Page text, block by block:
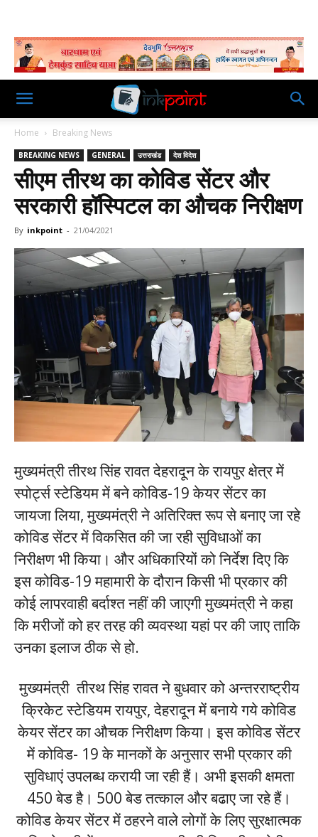
Home Breaking News
BREAKING NEWS GENERAL उत्तराखंड देश विदेश
सीएम तीरथ का कोविड सेंटर और
सरकारी हॉस्पिटल का औचक निरीक्षण
By inkpoint - 21/04/2021
मुख्यमंत्री तीरथ सिंह रावत देहरादून के रायपुर क्षेत्र में
स्पोर्ट्स स्टेडियम में बने कोविड-19 केयर सेंटर का
जायजा लिया, मुख्यमंत्री ने अतिरिक्त रूप से बनाए जा रहे
कोविड सेंटर में विकसित की जा रही सुविधाओं का
निरीक्षण भी किया। और अधिकारियों को निर्देश दिए कि
इस कोविड-19 महामारी के दौरान किसी भी प्रकार की
कोई लापरवाही बर्दाश्त नहीं की जाएगी मुख्यमंत्री ने कहा
कि मरीजों को हर तरह की व्यवस्था यहां पर की जाए ताकि
उनका इलाज ठीक से हो.
मुख्यमंत्री तीरथ सिंह रावत ने बुधवार को अन्तरराष्ट्रीय
क्रिकेट स्टेडियम रायपुर, देहरादून में बनाये गये कोविड
केयर सेंटर का औचक निरीक्षण किया। इस कोविड सेंटर
में कोविड- 19 के मानकों के अनुसार सभी प्रकार की
सुविधाएं उपलब्ध करायी जा रही हैं। अभी इसकी क्षमता
450 बेड है। 500 बेड तत्काल और बढाए जा रहे हैं।
कोविड केयर सेंटर में ठहरने वाले लोगों के लिए सुरक्षात्मक